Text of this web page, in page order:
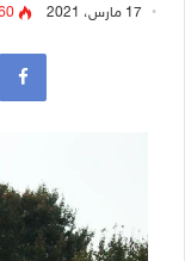
17 مارس، 2021